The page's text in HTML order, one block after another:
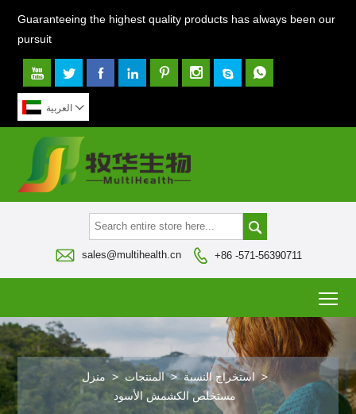
Guaranteeing the highest quality products has always been our
pursuit
       
العربية 

 sales@multihealth.cn  +86 -571-56390711
منزل > المنتجات > استخراج النسبة >
مستخلص الكشمش الأسود